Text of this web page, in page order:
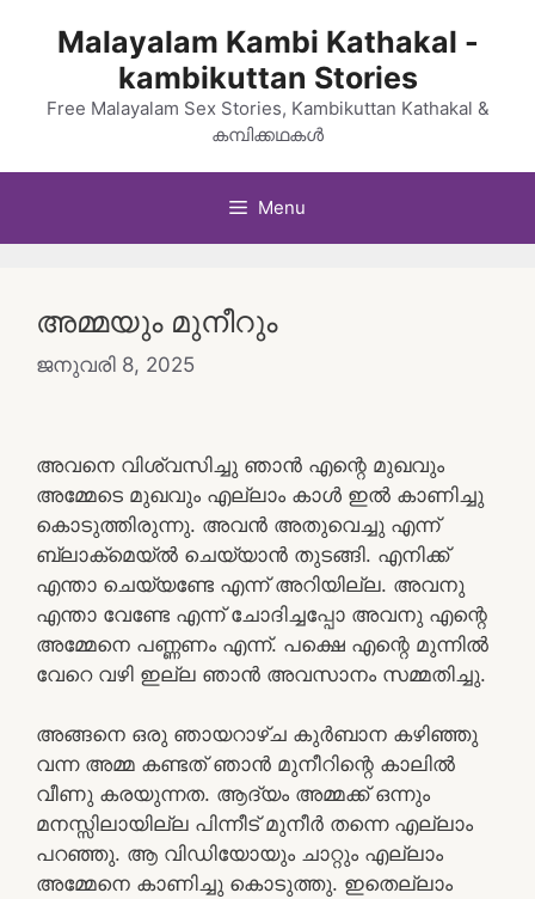
Malayalam Kambi Kathakal -
kambikuttan Stories
Free Malayalam Sex Stories, Kambikuttan Kathakal &
കമ്പിക്കഥകൾ
Menu
അമ്മയും മുനീറും
ജനുവരി 8, 2025
അവനെ വിശ്വസിച്ചു ഞാൻ എന്റെ മുഖവും
അമ്മേടെ മുഖവും എല്ലാം കാൾ ഇൽ കാണിച്ചു
കൊടുത്തിരുന്നു. അവൻ അതുവെച്ചു എന്ന്
ബ്ലാക്‌മെയ്ൽ ചെയ്യാൻ തുടങ്ങി. എനിക്ക്
എന്താ ചെയ്യണ്ടേ എന്ന് അറിയില്ല. അവനു
എന്താ വേണ്ടേ എന്ന് ചോദിച്ചപ്പോ അവനു എന്റെ
അമ്മേനെ പണ്ണണം എന്ന്. പക്ഷെ എന്റെ മുന്നിൽ
വേറെ വഴി ഇല്ല ഞാൻ അവസാനം സമ്മതിച്ചു.
അങ്ങനെ ഒരു ഞായറാഴ്ച കുർബാന കഴിഞ്ഞു
വന്ന അമ്മ കണ്ടത് ഞാൻ മുനീറിന്റെ കാലിൽ
വീണു കരയുന്നത. ആദ്യം അമ്മക്ക് ഒന്നും
മനസ്സിലായില്ല പിന്നീട് മുനീർ തന്നെ എല്ലാം
പറഞ്ഞു. ആ വിഡിയോയും ചാറ്റും എല്ലാം
അമ്മേനെ കാണിച്ചു കൊടുത്തു. ഇതെല്ലാം